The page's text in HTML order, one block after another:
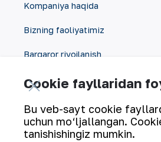
Kompaniya haqida
Bizning faoliyatimiz
Barqaror rivojlanish
Investorlarga
Cookie fayllaridan
Bu veb-sayt cookie
uchun mo‘ljallangan.
tanishishingiz mumkin.